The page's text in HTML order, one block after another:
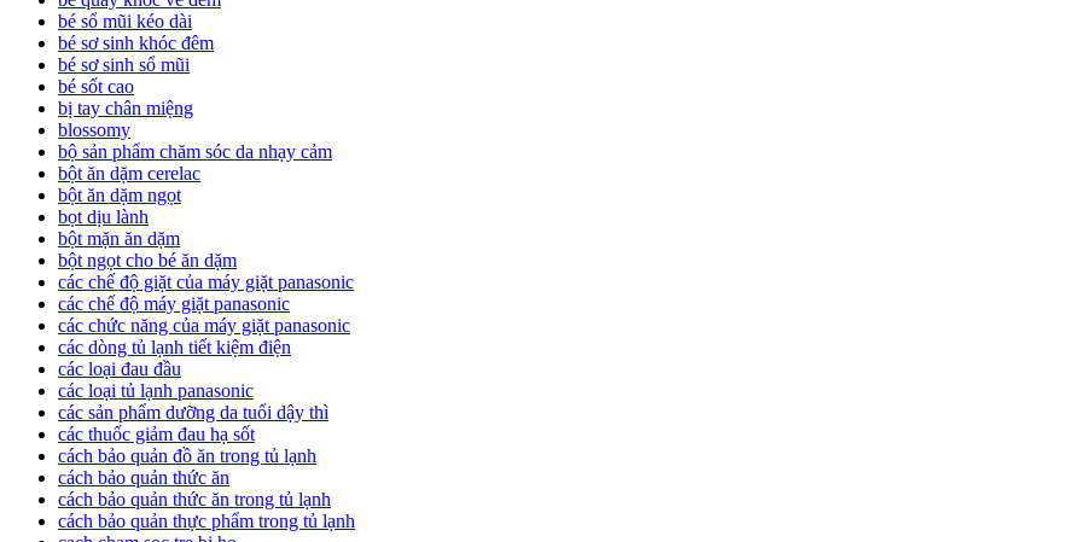
bé sổ mũi kéo dài
bé sơ sinh khóc đêm
bé sơ sinh sổ mũi
bé sốt cao
bị tay chân miệng
blossomy
bộ sản phẩm chăm sóc da nhạy cảm
bột ăn dặm cerelac
bột ăn dặm ngọt
bọt dịu lành
bột mặn ăn dặm
bột ngọt cho bé ăn dặm
các chế độ giặt của máy giặt panasonic
các chế độ máy giặt panasonic
các chức năng của máy giặt panasonic
các dòng tủ lạnh tiết kiệm điện
các loại đau đầu
các loại tủ lạnh panasonic
các sản phẩm dưỡng da tuổi dậy thì
các thuốc giảm đau hạ sốt
cách bảo quản đồ ăn trong tủ lạnh
cách bảo quản thức ăn
cách bảo quản thức ăn trong tủ lạnh
cách bảo quản thực phẩm trong tủ lạnh